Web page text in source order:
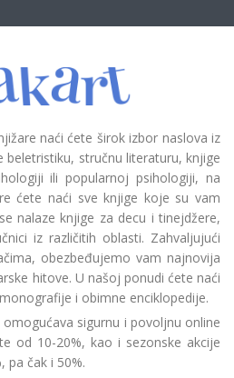
naći ćete širok izbor naslova iz
beletristiku, stručnu literaturu, knjige
ili popularnoj psihologiji, na
ćete naći sve knjige koje su vam
nalaze knjige za decu i tinejdžere,
iz različitih oblasti. Zahvaljujući
obezbeđujemo vam najnovija
hitove. U našoj ponudi ćete naći
i obimne enciklopedije.
sigurnu i povoljnu online
od 10-20%, kao i sezonske akcije
pa čak i 50%.